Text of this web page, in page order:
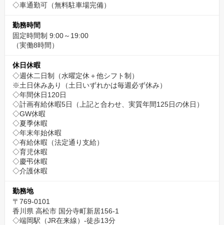
◇車通勤可（無料駐車場完備）
勤務時間
固定時間制 9:00～19:00
（実働8時間）
休日休暇
◇週休二日制（水曜定休＋他シフト制）
※土日休みあり（土日いずれかは毎週必ず休み）
◇年間休日120日
◇計画有給休暇5日（上記と合わせ、実質年間125日の休日）
◇GW休暇
◇夏季休暇
◇年末年始休暇
◇有給休暇（法定通り支給）
◇育児休暇
◇慶弔休暇
◇介護休暇
勤務地
〒769-0101
香川県 高松市 国分寺町新居156-1
◇端岡駅（JR在来線）-徒歩13分